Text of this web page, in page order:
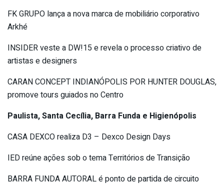
FK GRUPO lança a nova marca de mobiliário corporativo
Arkhé
INSIDER veste a DW!15 e revela o processo criativo de
artistas e designers
CARAN CONCEPT INDIANÓPOLIS POR HUNTER DOUGLAS,
promove tours guiados no Centro
Paulista, Santa Cecília, Barra Funda e Higienópolis
CASA DEXCO realiza D3 – Dexco Design Days
IED reúne ações sob o tema Territórios de Transição
BARRA FUNDA AUTORAL é ponto de partida de circuito